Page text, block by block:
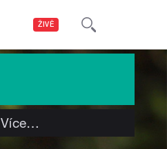
ŽIVĚ
Více…